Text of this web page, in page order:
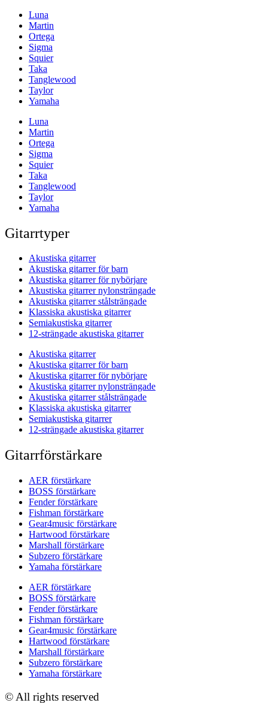
Luna
Martin
Ortega
Sigma
Squier
Taka
Tanglewood
Taylor
Yamaha
Luna
Martin
Ortega
Sigma
Squier
Taka
Tanglewood
Taylor
Yamaha
Gitarrtyper
Akustiska gitarrer
Akustiska gitarrer för barn
Akustiska gitarrer för nybörjare
Akustiska gitarrer nylonsträngade
Akustiska gitarrer stålsträngade
Klassiska akustiska gitarrer
Semiakustiska gitarrer
12-strängade akustiska gitarrer
Akustiska gitarrer
Akustiska gitarrer för barn
Akustiska gitarrer för nybörjare
Akustiska gitarrer nylonsträngade
Akustiska gitarrer stålsträngade
Klassiska akustiska gitarrer
Semiakustiska gitarrer
12-strängade akustiska gitarrer
Gitarrförstärkare
AER förstärkare
BOSS förstärkare
Fender förstärkare
Fishman förstärkare
Gear4music förstärkare
Hartwood förstärkare
Marshall förstärkare
Subzero förstärkare
Yamaha förstärkare
AER förstärkare
BOSS förstärkare
Fender förstärkare
Fishman förstärkare
Gear4music förstärkare
Hartwood förstärkare
Marshall förstärkare
Subzero förstärkare
Yamaha förstärkare
© All rights reserved